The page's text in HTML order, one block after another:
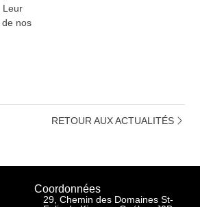
Leur
nos
RETOUR AUX ACTUALITÉS
Coordonnées
29, Chemin des Domaines St-